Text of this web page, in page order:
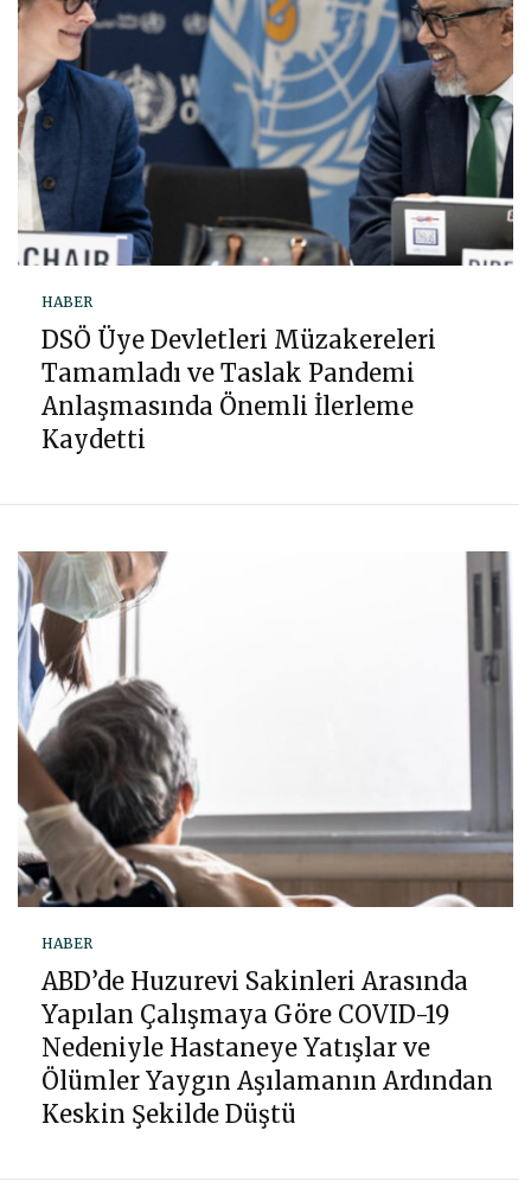
HABER
DSÖ Üye Devletleri Müzakereleri
Tamamladı ve Taslak Pandemi
Anlaşmasında Önemli İlerleme
Kaydetti
HABER
ABD’de Huzurevi Sakinleri Arasında
Yapılan Çalışmaya Göre COVID-19
Nedeniyle Hastaneye Yatışlar ve
Ölümler Yaygın Aşılamanın Ardından
Keskin Şekilde Düştü